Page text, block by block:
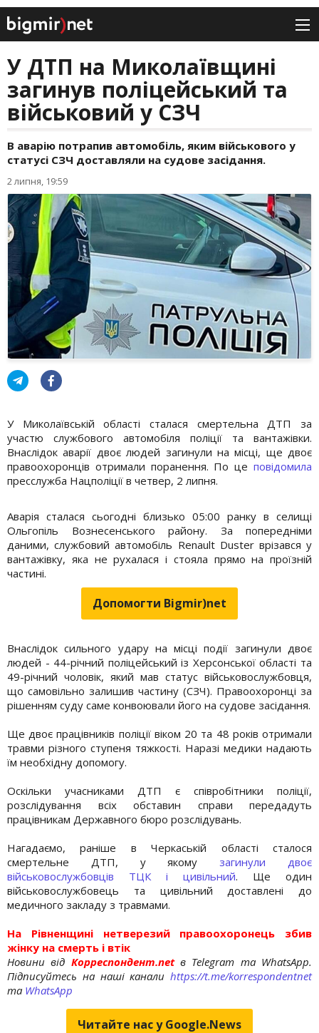
У ДТП на Миколаївщині
загинув поліцейський та
військовий у СЗЧ
В аварію потрапив автомобіль, яким військового у
статусі СЗЧ доставляли на судове засідання.
2 липня, 19:59
У Миколаївській області сталася смертельна ДТП за
участю службового автомобіля поліції та вантажівки.
Внаслідок аварії двоє людей загинули на місці, ще двоє
правоохоронців отримали поранення. По це повідомила
пресслужба Нацполіції в четвер, 2 липня.
Аварія сталася сьогодні близько 05:00 ранку в селищі
Ольгопіль Вознесенського району. За попередніми
даними, службовий автомобіль Renault Duster врізався у
вантажівку, яка не рухалася і стояла прямо на проїзній
частині.
Допомогти Bigmir)net
Внаслідок сильного удару на місці події загинули двоє
людей - 44-річний поліцейський із Херсонської області та
49-річний чоловік, який мав статус військовослужбовця,
що самовільно залишив частину (СЗЧ). Правоохоронці за
рішенням суду саме конвоювали його на судове засідання.
Ще двоє працівників поліції віком 20 та 48 років отримали
травми різного ступеня тяжкості. Наразі медики надають
їм необхідну допомогу.
Оскільки учасниками ДТП є співробітники поліції,
розслідування всіх обставин справи передадуть
працівникам Державного бюро розслідувань.
Нагадаємо, раніше в Черкаській області сталося
смертельне ДТП, у якомузагинули двоє
військовослужбовців ТЦК і цивільний. Ще один
військовослужбовець та цивільний доставлені до
медичного закладу з травмами.
На Рівненщині нетверезий правоохоронець збив
жінку на смерть і втік
Новини від Корреспондент.netв Telegram та WhatsApp.
Підписуйтесь на наші канали https://t.me/korrespondentnet
та WhatsApp
Читайте нас у Google.News